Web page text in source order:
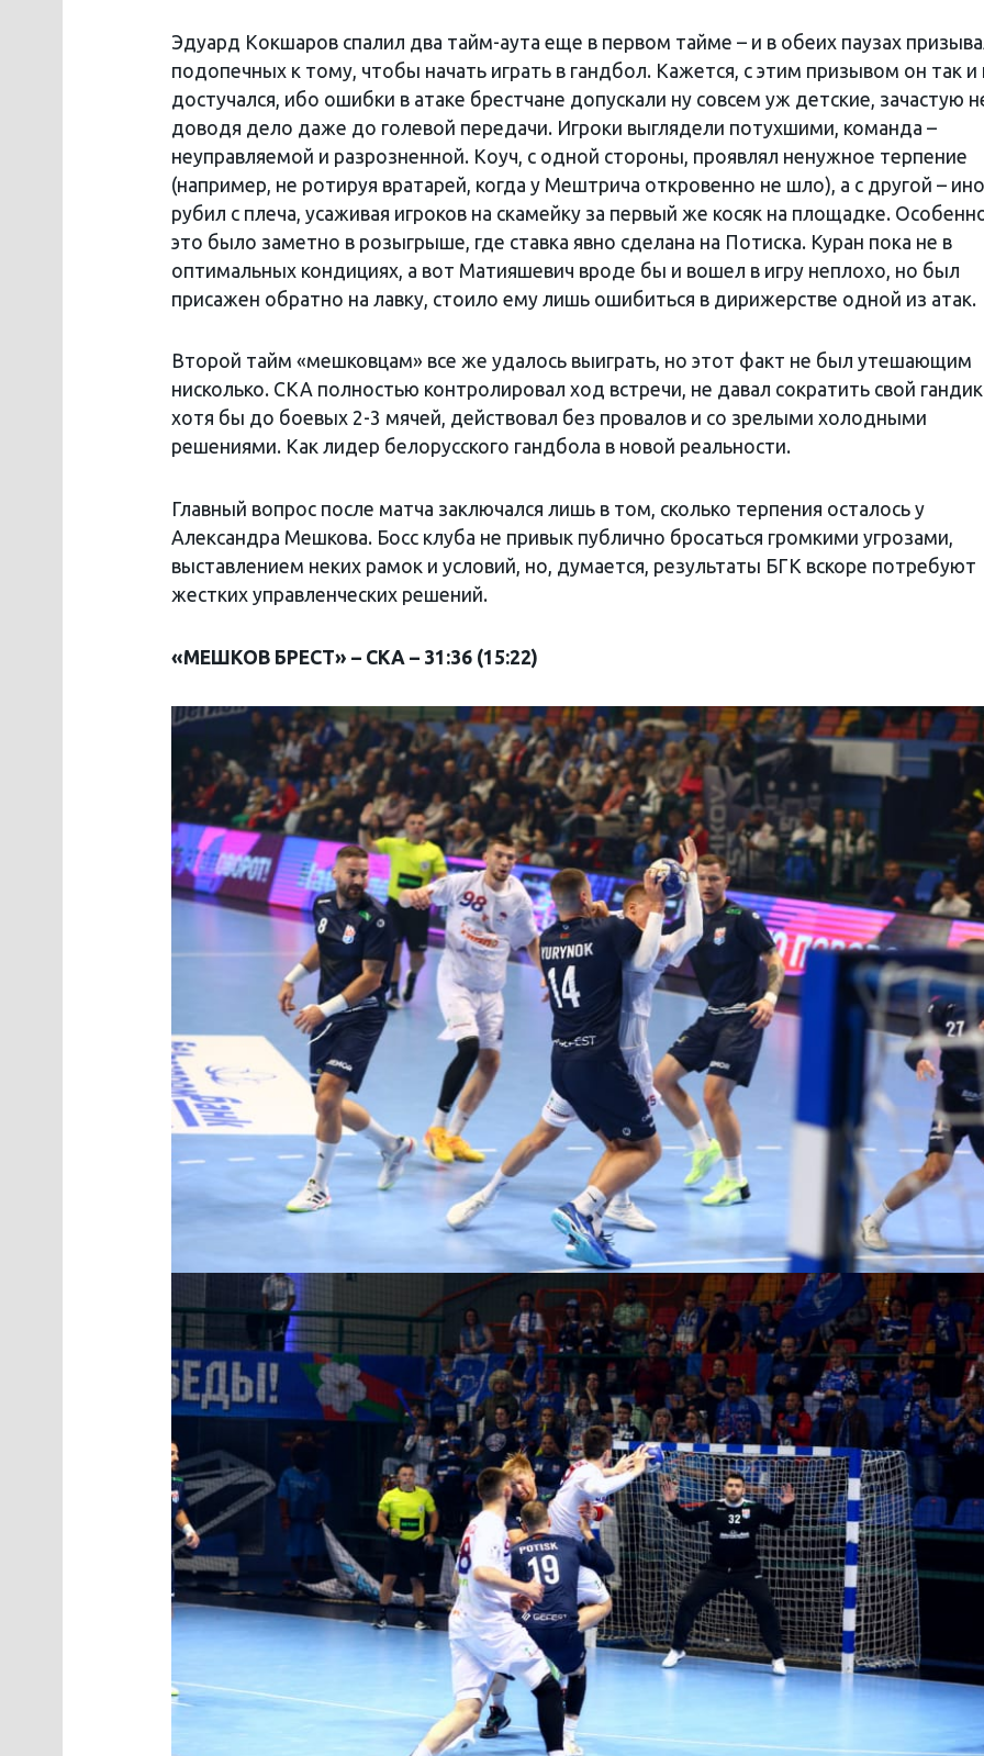
Эдуард Кокшаров спалил два тайм-аута еще в первом тайме – и в обеих паузах
подопечных к тому, чтобы начать играть в гандбол. Кажется, с этим призывом он так и
достучался, ибо ошибки в атаке брестчане допускали ну совсем уж детские, зачастую
доводя дело даже до голевой передачи. Игроки выглядели потухшими, команда –
неуправляемой и разрозненной. Коуч, с одной стороны, проявлял ненужное терпение
(например, не ротируя вратарей, когда у Мештрича откровенно не шло), а с другой –
рубил с плеча, усаживая игроков на скамейку за первый же косяк на площадке.
это было заметно в розыгрыше, где ставка явно сделана на Потиска. Куран пока не в
оптимальных кондициях, а вот Матияшевич вроде бы и вошел в игру неплохо, но был
присажен обратно на лавку, стоило ему лишь ошибиться в дирижерстве одной из атак.
Второй тайм «мешковцам» все же удалось выиграть, но этот факт не был утешающим
нисколько. СКА полностью контролировал ход встречи, не давал сократить свой
хотя бы до боевых 2-3 мячей, действовал без провалов и со зрелыми холодными
решениями. Как лидер белорусского гандбола в новой реальности.
Главный вопрос после матча заключался лишь в том, сколько терпения осталось у
Александра Мешкова. Босс клуба не привык публично бросаться громкими угрозами,
выставлением неких рамок и условий, но, думается, результаты БГК вскоре потребуют
жестких управленческих решений.
«МЕШКОВ БРЕСТ» – СКА – 31:36 (15:22)